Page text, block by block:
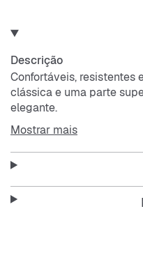
Descrição
Confortáveis, resistentes
clássica e uma parte
elegante.
Mostrar mais